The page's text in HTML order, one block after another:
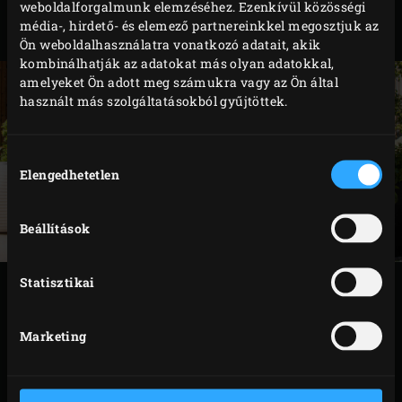
weboldalforgalmunk elemzéséhez. Ezenkívül közösségi
média-, hirdető- és elemező partnereinkkel megosztjuk az
Ön weboldalhasználatra vonatkozó adatait, akik
kombinálhatják az adatokat más olyan adatokkal,
amelyeket Ön adott meg számukra vagy az Ön által
használt más szolgáltatásokból gyűjtöttek.
kiválasztása
Elengedhetetlen
Beállítások
Statisztikai
Marketing
Green Egg 2XL az ön modellje. Hatalmas méretű,
rengeteg kulináris lehetőséget kínál, mégis egyszerű.
SPECIFIKÁCIÓK
GREEN
TÖKÉLETES
ÁTMÉRŐ 73 cm